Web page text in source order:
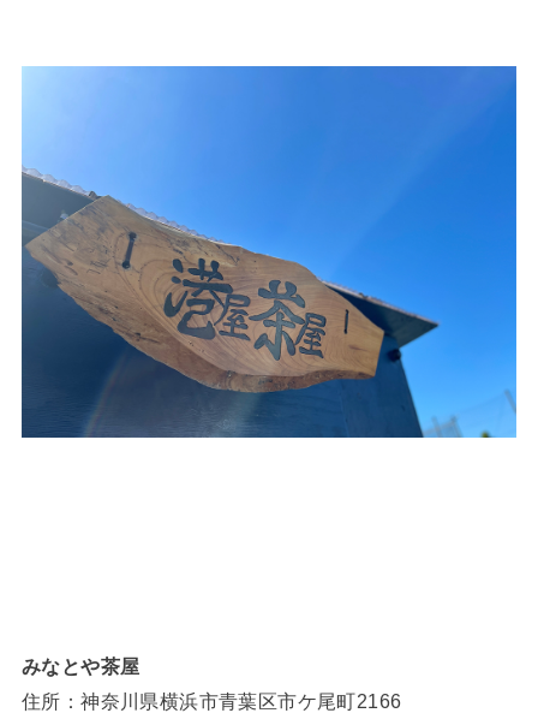
みなとや茶屋
住所：神奈川県横浜市青葉区市ケ尾町2166